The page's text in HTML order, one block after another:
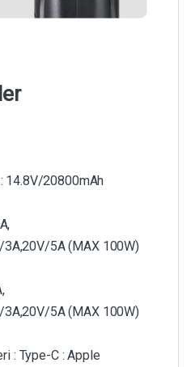
14.8V/20800mAh
5A (MAX 100W)
5A (MAX 100W)
: Type-C : Apple